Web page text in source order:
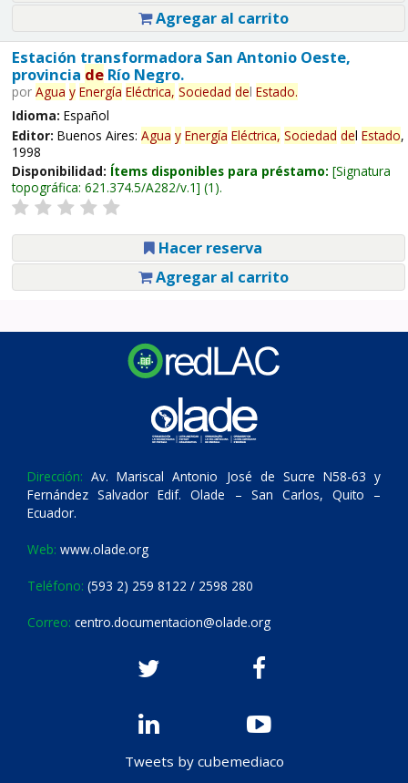
Agregar al carrito
Estación transformadora San Antonio Oeste,
provincia deRío Negro.
por Agua y Energía Eléctrica, Sociedad del Estado.
Idioma: Español
Editor: Buenos Aires: Agua y Energía Eléctrica, Sociedad del Estado,
1998
Disponibilidad: Ítems disponibles para préstamo: Signatura
topográfica: 621.374.5/A282/v.1 (1).
Hacer reserva
Agregar al carrito
Dirección: Av. Mariscal Antonio José de Sucre N58-63 y
Fernández Salvador Edif. Olade – San Carlos, Quito –
Ecuador.
Web: www.olade.org
Teléfono: (593 2) 259 8122 / 2598 280
Correo: centro.documentacion@olade.org
Tweets by cubemediaco